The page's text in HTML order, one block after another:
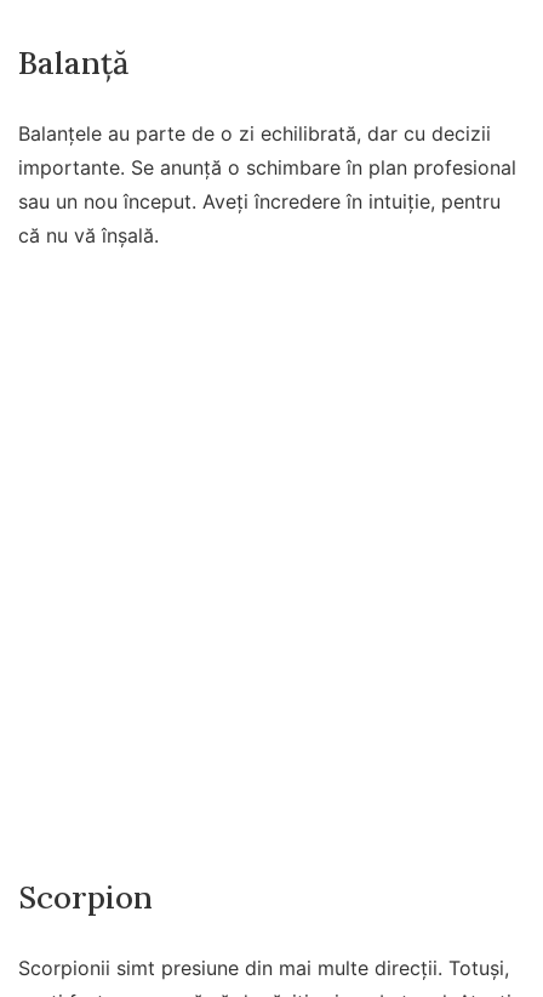
Balanță
Balanțele au parte de o zi echilibrată, dar cu decizii
importante. Se anunță o schimbare în plan profesional
sau un nou început. Aveți încredere în intuiție, pentru
că nu vă înșală.
Scorpion
Scorpionii simt presiune din mai multe direcții. Totuși,